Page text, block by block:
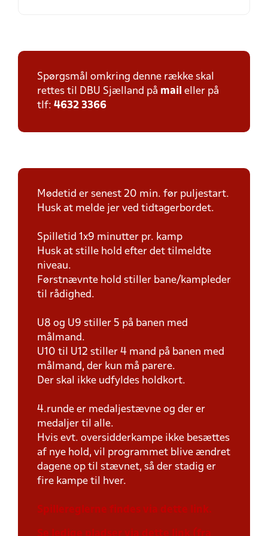
Spørgsmål omkring denne række skal
rettes til DBU Sjælland på mail eller på
tlf: 4632 3366
Mødetid er senest 20 min. før puljestart.
Husk at melde jer ved tidtagerbordet.
Spilletid 1x9 minutter pr. kamp
Husk at stille hold efter det tilmeldte
niveau.
Førstnævnte hold stiller bane/kampleder
til rådighed.
U8 og U9 stiller 5 på banen med
målmand.
U10 til U12 stiller 4 mand på banen med
målmand, der kun må parere.
Der skal ikke udfyldes holdkort.
4.runde er medaljestævne og der er
medaljer til alle.
Hvis evt. oversidderkampe ikke besættes
af nye hold, vil programmet blive ændret
dagene op til stævnet, så der stadig er
fire kampe til hver.
Spillereglerne findes via dette link.
Se ledige pladser via dette link (fra